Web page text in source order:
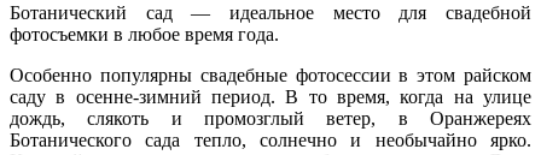
Ботанический сад — идеальное место для свадебной
фотосъемки в любое время года.
Особенно популярны свадебные фотосессии в этом райском
саду в осенне-зимний период. В то время, когда на улице
дождь, слякоть и промозглый ветер, в Оранжереях
Ботанического сада тепло, солнечно и необычайно ярко.